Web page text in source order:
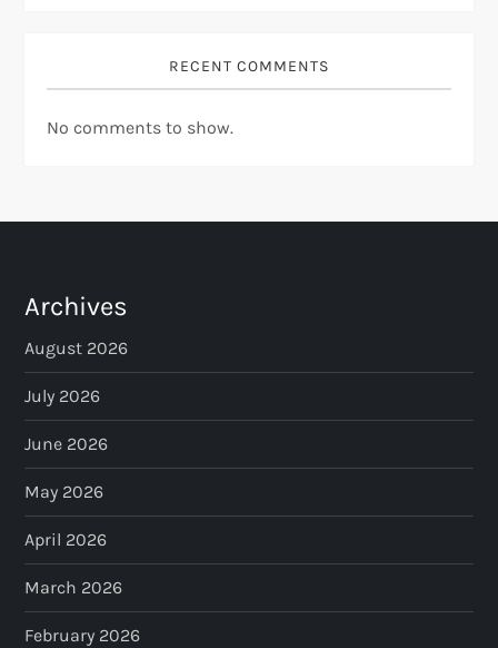
RECENT COMMENTS
No comments to show.
Archives
August 2026
July 2026
June 2026
May 2026
April 2026
March 2026
February 2026